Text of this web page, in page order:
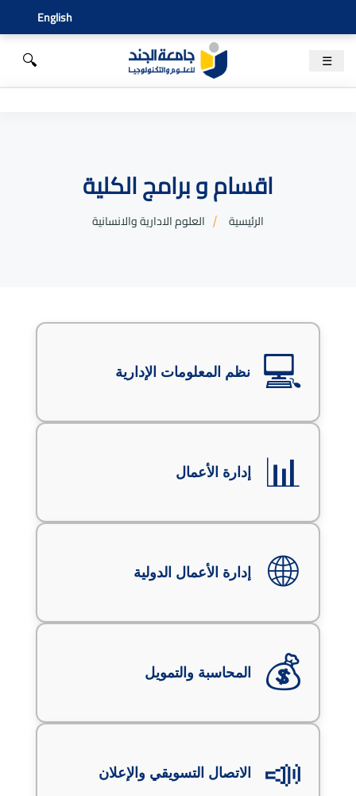
English
☰
🔍
اقسام و برامج الكلية
الرئيسية العلوم الادارية والانسانية
نظم المعلومات الإدارية 💻
إدارة الأعمال 📊
إدارة الأعمال الدولية 🌐
المحاسبة والتمويل 💰
الاتصال التسويقي والإعلان 📣